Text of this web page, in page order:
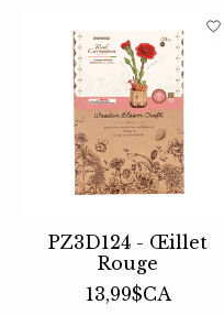
PZ3D124 - Œillet
Rouge
13,99$CA